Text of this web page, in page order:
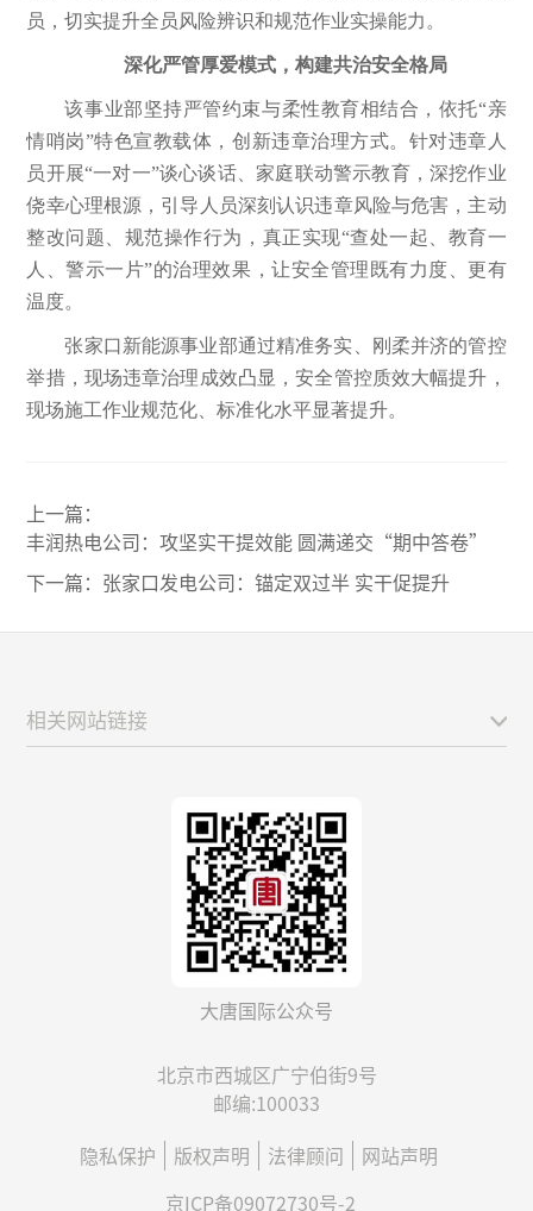
员，切实提升全员风险辨识和规范作业实操能力。
深化严管厚爱模式， 构建共治安全格局
该事业部坚持严管约束与柔性教育相结合，依托“亲
情哨岗”特色宣教载体，创新违章治理方式。针对违章人
员开展“一对一”谈心谈话、家庭联动警示教育，深挖作业
侥幸心理根源，引导人员深刻认识违章风险与危害，主动
整改问题、规范操作行为，真正实现“查处一起、教育一
人、警示一片”的治理效果，让安全管理既有力度、更有
温度。
张家口新能源事业部通过精准务实、刚柔并济的管控
举措，现场违章治理成效凸显，安全管控质效大幅提升，
现场施工作业规范化、标准化水平显著提升。
上一篇：
丰润热电公司：攻坚实干提效能 圆满递交“期中答卷”
下一篇： 张家口发电公司：锚定双过半 实干促提升
大唐国际公众号
北京市西城区广宁伯街9号
邮编:100033
隐私保护
版权声明 法律顾问
网站声明
京ICP备09072730号-2
相关网站链接